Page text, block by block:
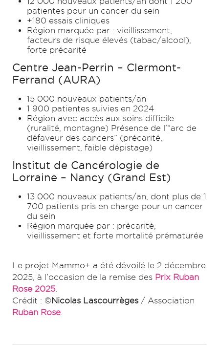
patientes pour un cancer du sein
+180 essais cliniques
Région marquée par : vieillissement,
facteurs de risque élevés (tabac/alcool),
forte précarité
Centre Jean-Perrin – Clermont-
Ferrand (AURA)
15 000 nouveaux patients/an
1 900 patientes suivies en 2024
Région avec accès aux soins difficile
(ruralité, montagne) Présence de l’“arc de
défaveur des cancers” (précarité,
vieillissement, faible dépistage)
Institut de Cancérologie de
Lorraine – Nancy (Grand Est)
13 000 nouveaux patients/an, dont plus de 1
700 patients pris en charge pour un cancer
du sein
Région marquée par : précarité,
vieillissement et forte mortalité prématurée
Le projet Mammo+ a été dévoilé le 2 décembre
2025, à l’occasion de la remise des Prix Ruban
Rose 2025
Crédit : ©Nicolas Lascourrèges / Association
Ruban Rose